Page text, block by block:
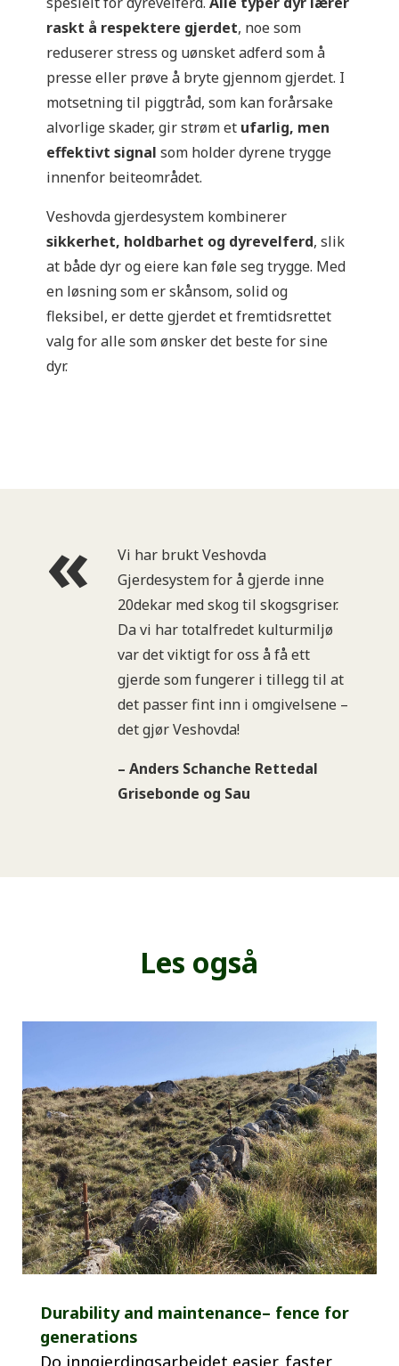
raskt å respektere gjerdet, noe som
reduserer stress og uønsket adferd som å
presse eller prøve å bryte gjennom gjerdet. I
motsetning til piggtråd, som kan forårsake
alvorlige skader, gir strøm et ufarlig, men
effektivt signal som holder dyrene trygge
innenfor beiteområdet.
Veshovda gjerdesystem kombinerer
sikkerhet, holdbarhet og dyrevelferd, slik
at både dyr og eiere kan føle seg trygge. Med
en løsning som er skånsom, solid og
fleksibel, er dette gjerdet et fremtidsrettet
valg for alle som ønsker det beste for sine
dyr.
Vi har brukt Veshovda
Gjerdesystem for å gjerde inne
20dekar med skog til skogsgriser.
Da vi har totalfredet kulturmiljø
var det viktigt for oss å få ett
gjerde som fungerer i tillegg til at
det passer fint inn i omgivelsene –
det gjør Veshovda!
– Anders Schanche Rettedal
Grisebonde og Sau
Les også
Durability and maintenance– fence for
generations
Do inngjerdingsarbeidet easier, faster,